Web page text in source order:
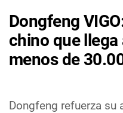
Dongfeng
chino que llega
menos de
Dongfeng refuerza su